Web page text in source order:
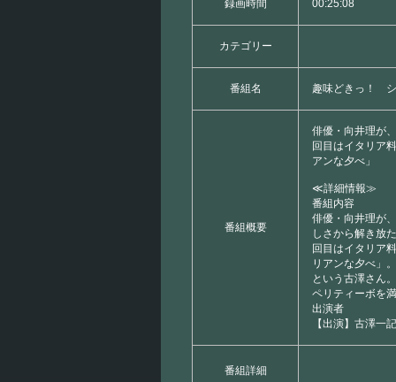
録画時間 00:25:08
カテゴリー
番組名 趣味どきっ！ シ
番組概要
俳優・向井理が
回目はイタリア
アンな夕べ」
≪詳細情報≫
番組内容
俳優・向井理が
しさから解き放
回目はイタリア
リアンな夕べ」
という古澤さん
ペリティーボを満
出演者
【出演】古澤一
番組詳細